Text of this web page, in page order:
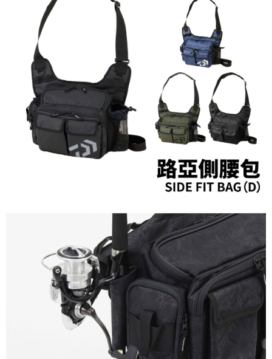
權轉讓予恩沛科技股份有限公司。
２．關於個人資料處理事宜，請瀏覽以下網址：
https://aftee.tw/terms/#terms3
３．未成年的使用者請事先徵得法定代理人或監護人之同意方可使用
「AFTEE先享後付」，若未經同意申辦者引起之損失，本公司不負相關責
４．使用「AFTEE先享後付」時，將依據個別帳號之用戶狀況，依本公司即
時審查核予不同之上限額度；若仍有額度不足之情形，本公司將視審查結果
請求用戶進行身份認證。
５．嚴禁一人註冊多個帳號或使用他人資訊註冊。若發現惡意使用之情形，
恩沛科技股份有限公司將有權停止該用戶之使用額度並採取法律行動。
每筆NT$100，滿NT$2,000(含以上)免運費
離島一般宅配
每筆NT$200，滿NT$2,000(含以上)免運費
貨到付款（門市自取請勿下單，請聯繫客服）
每筆NT$200，滿NT$3,000(含以上)免運費